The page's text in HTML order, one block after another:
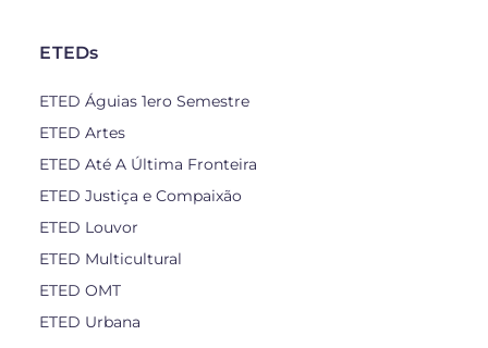
ETEDs
ETED Águias 1ero Semestre
ETED Artes
ETED Até A Última Fronteira
ETED Justiça e Compaixão
ETED Louvor
ETED Multicultural
ETED OMT
ETED Urbana